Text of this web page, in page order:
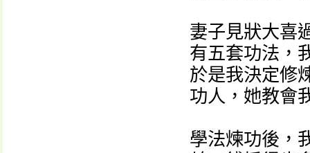
妻子見狀大喜
有五套功法，
於是我決定修
功人，她教會
學法煉功後，